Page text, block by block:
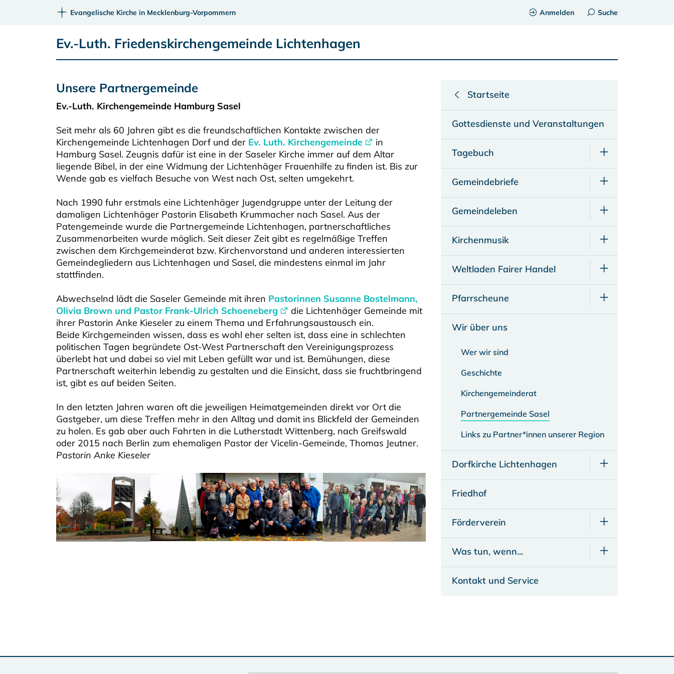
Evangelische Kirche in Mecklenburg-Vorpommern Anmelden Suche
Ev.-Luth. Friedenskirchengemeinde Lichtenhagen
Unsere Partnergemeinde
Ev.-Luth. Kirchengemeinde Hamburg Sasel
Seit mehr als 60 Jahren gibt es die freundschaftlichen Kontakte zwischen der
Kirchengemeinde Lichtenhagen Dorf und der Ev. Luth. Kirchengemeinde
in
Hamburg Sasel. Zeugnis dafür ist eine in der Saseler Kirche immer auf dem Altar
liegende Bibel, in der eine Widmung der Lichtenhäger Frauenhilfe zu finden ist. Bis zur
Wende gab es vielfach Besuche von West nach Ost, selten umgekehrt.
Nach 1990 fuhr erstmals eine Lichtenhäger Jugendgruppe unter der Leitung der
damaligen Lichtenhäger Pastorin Elisabeth Krummacher nach Sasel. Aus der
Patengemeinde wurde die Partnergemeinde Lichtenhagen, partnerschaftliches
Zusammenarbeiten wurde möglich. Seit dieser Zeit gibt es regelmäßige Treffen
zwischen dem Kirchgemeinderat bzw. Kirchenvorstand und anderen interessierten
Gemeindegliedern aus Lichtenhagen und Sasel, die mindestens einmal im Jahr
stattfinden.
Abwechselnd lädt die Saseler Gemeinde mit ihren Pastorinnen Susanne Bostelmann,
Olivia Brown und Pastor Frank-Ulrich Schoeneberg
die Lichtenhäger Gemeinde mit
ihrer Pastorin Anke Kieseler zu einem Thema und Erfahrungsaustausch ein.
Beide Kirchgemeinden wissen, dass es wohl eher selten ist, dass eine in schlechten
politischen Tagen begründete Ost-West Partnerschaft den Vereinigungsprozess
überlebt hat und dabei so viel mit Leben gefüllt war und ist. Bemühungen, diese
Partnerschaft weiterhin lebendig zu gestalten und die Einsicht, dass sie fruchtbringend
ist, gibt es auf beiden Seiten.
In den letzten Jahren waren oft die jeweiligen Heimatgemeinden direkt vor Ort die
Gastgeber, um diese Treffen mehr in den Alltag und damit ins Blickfeld der Gemeinden
zu holen. Es gab aber auch Fahrten in die Lutherstadt Wittenberg, nach Greifswald
oder 2015 nach Berlin zum ehemaligen Pastor der Vicelin-Gemeinde, Thomas Jeutner.
Pastorin Anke Kieseler
Startseite
Gottesdienste und Veranstaltungen
Tagebuch
Gemeindebriefe
Gemeindeleben
Kirchenmusik
Weltladen Fairer Handel
Pfarrscheune
Wir über uns
Wer wir sind
Geschichte
Kirchengemeinderat
Partnergemeinde Sasel
Links zu Partner*innen unserer Region
Dorfkirche Lichtenhagen
Friedhof
Förderverein
Was tun, wenn...
Kontakt und Service